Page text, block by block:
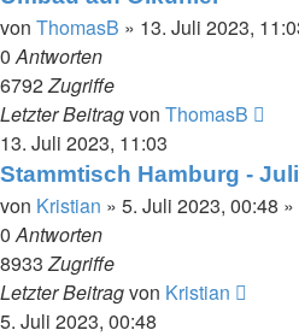
von ThomasB » 13. Juli 2023,
0Antworten
6792Zugriffe
Letzter Beitragvon ThomasB
13. Juli 2023, 11:03
Stammtisch Hamburg -
von Kristian » 5. Juli 2023, 00:48
0Antworten
8933Zugriffe
Letzter Beitragvon Kristian
5. Juli 2023, 00:48